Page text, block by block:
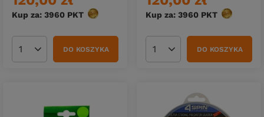
Kup za: 3960 PKT punktów
Ilość produktówDO KOSZYKA
Kup za: 3960 PKT punktów
Ilość produktówDO KOSZYKA